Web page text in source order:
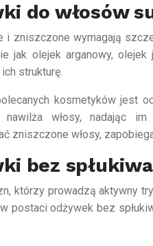
do włosów
i zniszczone wymagają
jak olejek arganowy, olejek
strukturę.
kosmetyków jest
nawilża włosy, nadając
zniszczone włosy,
bez
którzy prowadzą aktywny
postaci odżywek bez